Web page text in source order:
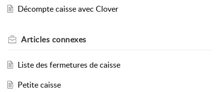
Décompte caisse avec Clover
Articles connexes
Liste des fermetures de caisse
Petite caisse